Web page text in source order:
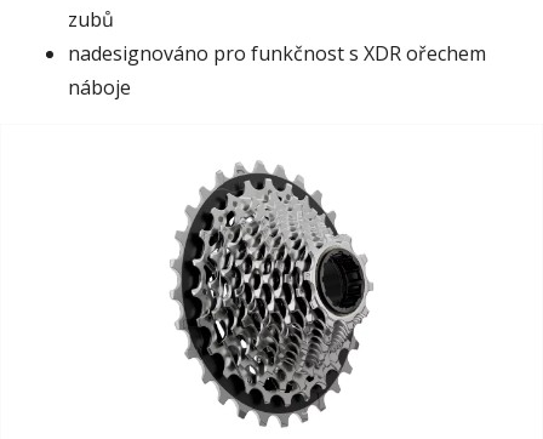
zubů
nadesignováno pro funkčnost s XDR ořechem
náboje